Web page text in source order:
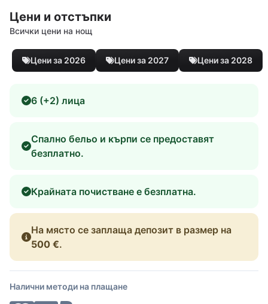
Цени и отстъпки
Всички цени на нощ
Цени за 2026 Цени за 2027 Цени за 2028
6 (+2) лица
Спално бельо и кърпи се предоставят
безплатно.
Крайната почистване е безплатна.
На място се заплаща депозит в размер на
500 €.
Налични методи на плащане